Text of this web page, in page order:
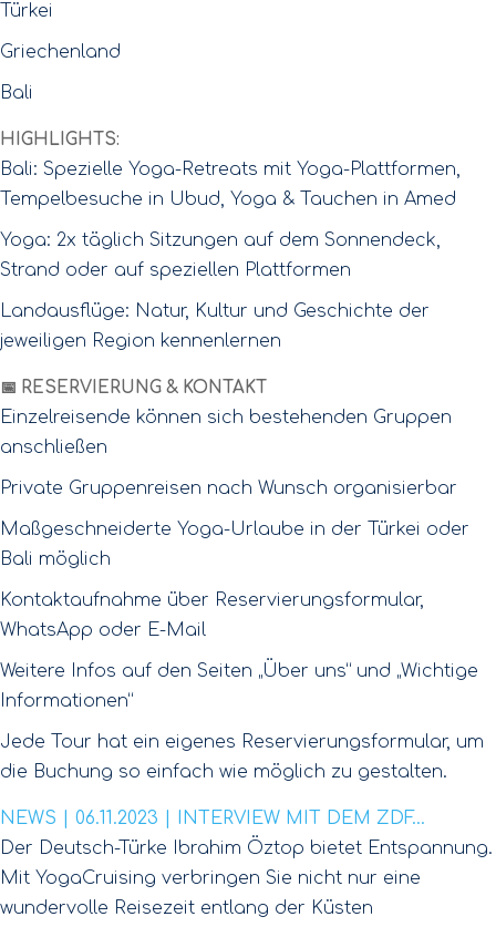
Türkei
Griechenland
Bali
HIGHLIGHTS:
Bali: Spezielle Yoga-Retreats mit Yoga-Plattformen,
Tempelbesuche in Ubud, Yoga & Tauchen in Amed
Yoga: 2x täglich Sitzungen auf dem Sonnendeck,
Strand oder auf speziellen Plattformen
Landausflüge: Natur, Kultur und Geschichte der
jeweiligen Region kennenlernen
📅 RESERVIERUNG & KONTAKT
Einzelreisende können sich bestehenden Gruppen
anschließen
Private Gruppenreisen nach Wunsch organisierbar
Maßgeschneiderte Yoga-Urlaube in der Türkei oder
Bali möglich
Kontaktaufnahme über Reservierungsformular,
WhatsApp oder E-Mail
Weitere Infos auf den Seiten „Über uns“ und „Wichtige
Informationen“
Jede Tour hat ein eigenes Reservierungsformular, um
die Buchung so einfach wie möglich zu gestalten.
NEWS | 06.11.2023 | INTERVIEW MIT DEM ZDF...
Der Deutsch-Türke Ibrahim Öztop bietet Entspannung.
Mit YogaCruising verbringen Sie nicht nur eine
wundervolle Reisezeit entlang der Küsten